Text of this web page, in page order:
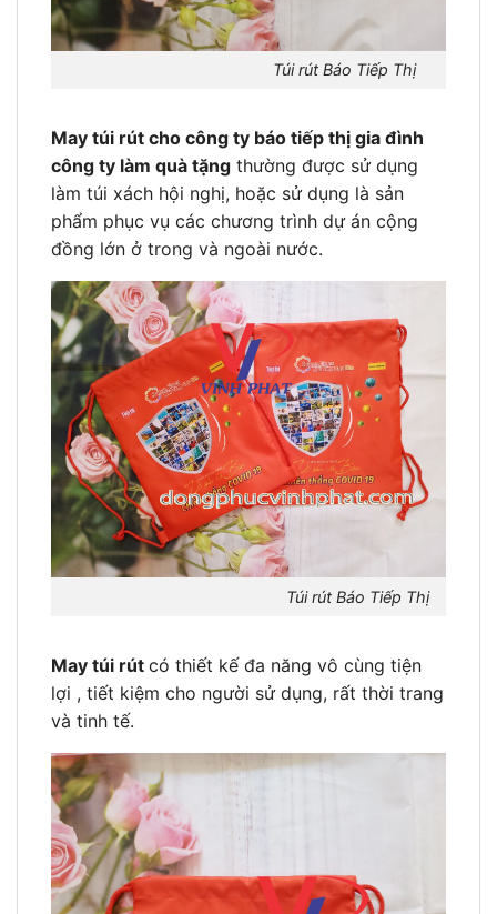
Túi rút Báo Tiếp Thị
May túi rút cho công ty báo tiếp thị gia đình
công ty làm quà tặng thường được sử dụng
làm túi xách hội nghị, hoặc sử dụng là sản
phẩm phục vụ các chương trình dự án cộng
đồng lớn ở trong và ngoài nước.
Túi rút Báo Tiếp Thị
May túi rút có thiết kế đa năng vô cùng tiện
lợi , tiết kiệm cho người sử dụng, rất thời trang
và tinh tế.